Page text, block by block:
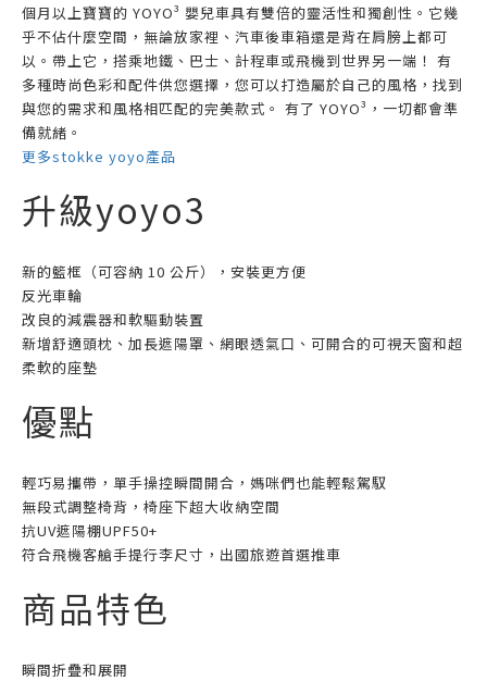
個月以上寶寶的 YOYO³ 嬰兒車具有雙倍的靈活性和獨創性。它幾
乎不佔什麼空間，無論放家裡、汽車後車箱還是背在肩膀上都可
以。帶上它，搭乘地鐵、巴士、計程車或飛機到世界另一端！ 有
多種時尚色彩和配件供您選擇，您可以打造屬於自己的風格，找到
與您的需求和風格相匹配的完美款式。 有了 YOYO³，一切都會準
備就緒。
更多stokke yoyo產品
升級yoyo3
新的籃框（可容納 10 公斤），安裝更方便
反光車輪
改良的減震器和軟驅動裝置
新增舒適頭枕、加長遮陽罩、網眼透氣口、可開合的可視天窗和超
柔軟的座墊
優點
輕巧易攜帶，單手操控瞬間開合，媽咪們也能輕鬆駕馭
無段式調整椅背，椅座下超大收納空間
抗UV遮陽棚UPF50+
符合飛機客艙手提行李尺寸，出國旅遊首選推車
商品特色
瞬間折疊和展開